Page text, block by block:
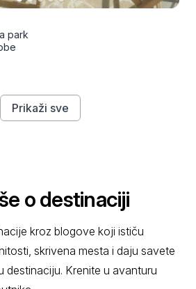
park
Prikaži sve
o destinaciji
kroz blogove koji ističu
skrivena mesta i daju savete
destinaciju. Krenite u avanturu